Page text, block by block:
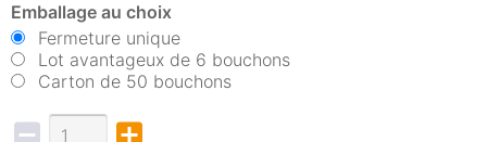
Emballage au choix
Fermeture unique
Lot avantageux de 6 bouchons
Carton de 50 bouchons